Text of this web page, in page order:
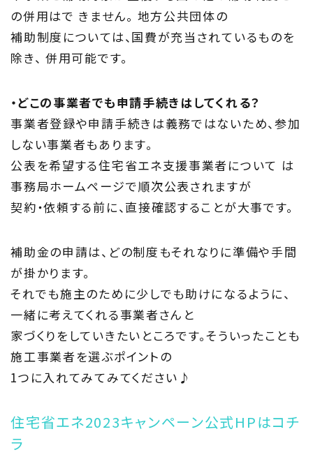
の併用はで きません。 地方公共団体の
補助制度については、国費が充当されているものを
除き、 併用可能です。
・どこの事業者でも申請手続きはしてくれる？
事業者登録や申請手続きは義務ではないため、参加
しない事業者もあります。
公表を希望する住宅省エネ支援事業者について は
事務局ホームページで順次公表されますが
契約・依頼する前に、直接確認することが大事です。
補助金の申請は、どの制度もそれなりに準備や手間
が掛かります。
それでも施主のために少しでも助けになるように、
一緒に考えてくれる事業者さんと
家づくりをしていきたいところです。そういったことも
施工事業者を選ぶポイントの
1つに入れてみてみてください♪
住宅省エネ2023キャンペーン公式HPはコチ
ラ